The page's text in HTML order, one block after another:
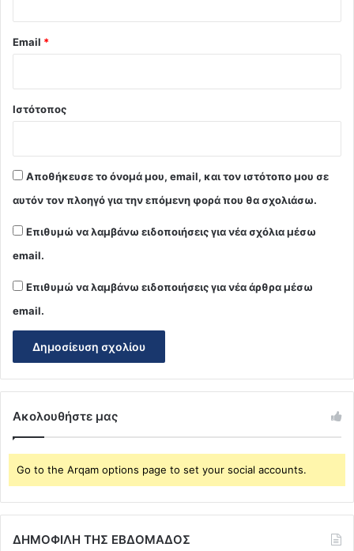
Email *
Ιστότοπος
Αποθήκευσε το όνομά μου, email, και τον ιστότοπο μου σε
αυτόν τον πλοηγό για την επόμενη φορά που θα σχολιάσω.
Επιθυμώ να λαμβάνω ειδοποιήσεις για νέα σχόλια μέσω
email.
Επιθυμώ να λαμβάνω ειδοποιήσεις για νέα άρθρα μέσω
email.
Ακολουθήστε μας
Go to the Arqam options page to set your social accounts.
ΔΗΜΟΦΙΛΗ ΤΗΣ ΕΒΔΟΜΑΔΟΣ